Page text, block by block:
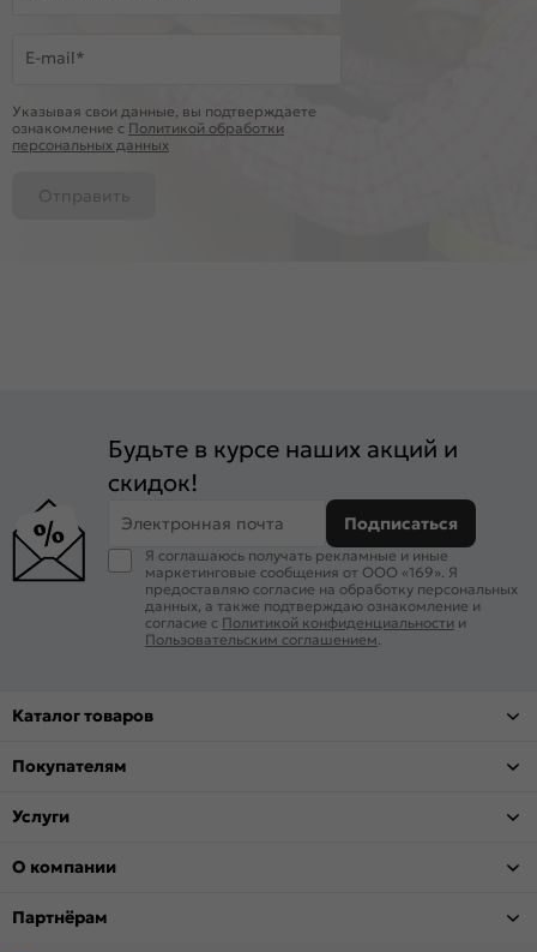
E-mail*
Указывая свои данные, вы подтверждаете
ознакомление c Политикой обработки
персональных данных
Отправить
Будьте в курсе наших акций и
скидок!
Электронная почта Подписаться
Я соглашаюсь получать рекламные и иные
маркетинговые сообщения от ООО «169». Я
предоставляю согласие на обработку персональных
данных, а также подтверждаю ознакомление и
согласие с Политикой конфиденциальности и
Пользовательским соглашением.
Каталог товаров
Покупателям
Услуги
О компании
Партнёрам